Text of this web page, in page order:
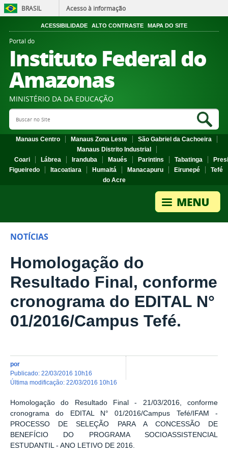
BRASIL Acesso à informação
ACESSIBILIDADE ALTO CONTRASTE MAPA DO SITE
Portal do
Instituto Federal do
Amazonas
MINISTÉRIO DA DA EDUCAÇÃO
Search Site
Manaus Centro Manaus Zona Leste
São Gabriel da Cachoeira
Manaus Distrito Industrial
Coari
Lábrea Iranduba Maués Parintins Tabatinga
Figueiredo
Itacoatiara Humaitá Manacapuru Eirunepé
Tefé
do Acre
NOTÍCIAS
Homologação do
Resultado Final, conforme
cronograma do EDITAL N°
01/2016/Campus Tefé.
por
publicado: 22/03/2016 10h16
última modificação: 22/03/2016 10h16
Homologação do Resultado Final - 21/03/2016, conforme
cronograma do EDITAL N° 01/2016/Campus Tefé/IFAM -
PROCESSO DE SELEÇÃO PARA A CONCESSÃO DE
BENEFÍCIO DO PROGRAMA SOCIOASSISTENCIAL
ESTUDANTIL - ANO LETIVO DE 2016.